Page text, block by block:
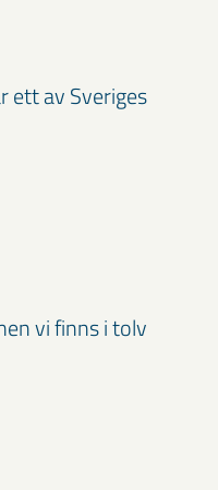
ett av Sveriges
vi finns i tolv